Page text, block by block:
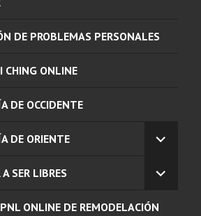
DE PROBLEMAS PERSONALES
CHING ONLINE
DE OCCIDENTE
DE ORIENTE
EXPANDE
MENÚ
SER LIBRES
EXPANDE
ONLINE DE REMODELACIÓN